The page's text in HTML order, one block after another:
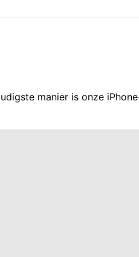
manier is onze